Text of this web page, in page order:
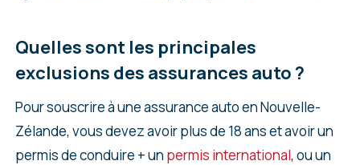
Quelles sont les principales
exclusions des assurances auto ?
Pour souscrire à une assurance auto en Nouvelle-
Zélande, vous devez avoir plus de 18 ans et avoir un
permis de conduire + un permis international, ou un